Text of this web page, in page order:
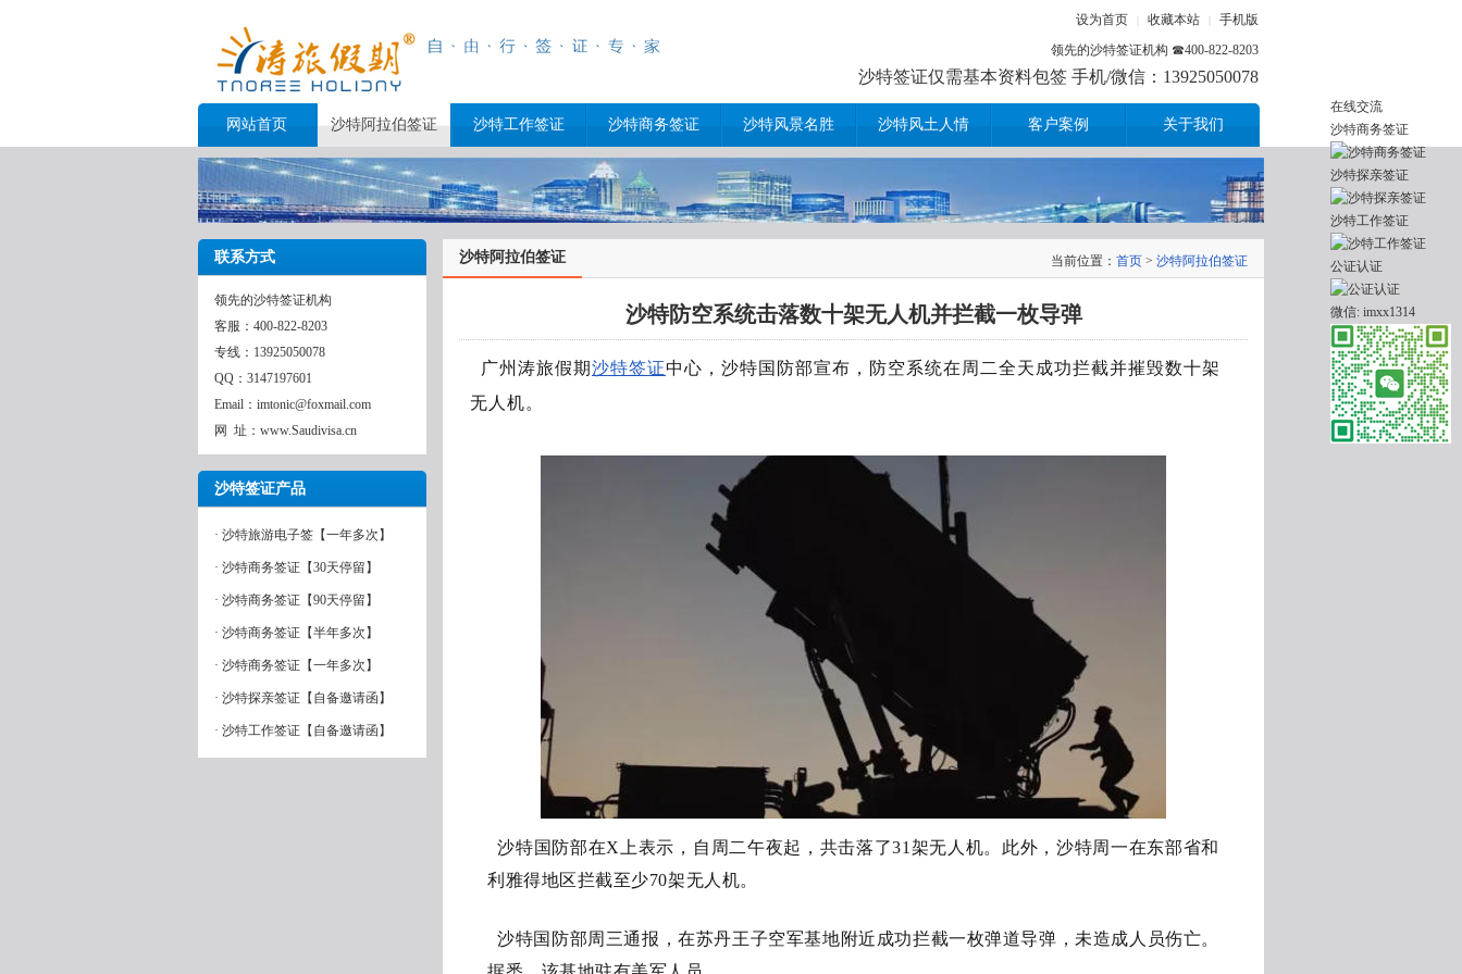
设为首页 收藏本站
手机版
领先的沙特签证机构 ☎400-822-8203
沙特签证仅需基本资料包签 手机/微信：13925050078
网站首页 沙特阿拉伯签证 沙特工作签证 沙特商务签证 沙特风景名胜 沙特风土人情 客户案例 关于我们
联系方式
领先的沙特签证机构
客服：400-822-8203
专线：13925050078
QQ：3147197601
Email：imtonic@foxmail.com
网 址：www.Saudivisa.cn
沙特签证产品
· 沙特旅游电子签【一年多次】
· 沙特商务签证【30天停留】
· 沙特商务签证【90天停留】
· 沙特商务签证【半年多次】
· 沙特商务签证【一年多次】
· 沙特探亲签证【自备邀请函】
· 沙特工作签证【自备邀请函】
当前位置： 首页 > 沙特阿拉伯签证
沙特阿拉伯签证
沙特防空系统击落数十架无人机并拦截一枚导弹
广州涛旅假期沙特签证中心，沙特国防部宣布，防空系统在周二全天成功拦截并摧毁数十架
无人机。
沙特国防部在X上表示，自周二午夜起，共击落了31架无人机。此外，沙特周一在东部省和
利雅得地区拦截至少70架无人机。
沙特国防部周三通报，在苏丹王子空军基地附近成功拦截一枚弹道导弹，未造成人员伤亡。
在线交流
沙特商务签证
沙特探亲签证
沙特工作签证
公证认证
微信: imxx1314